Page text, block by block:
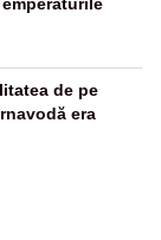
de pe
era